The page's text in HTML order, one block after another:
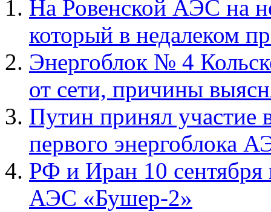
На Ровенской АЭС на
который в недалеком
Энергоблок № 4
от сети, причины
Путин принял участие
первого энергоблока
РФ и Иран 10 сентября
АЭС «Бушер-2»